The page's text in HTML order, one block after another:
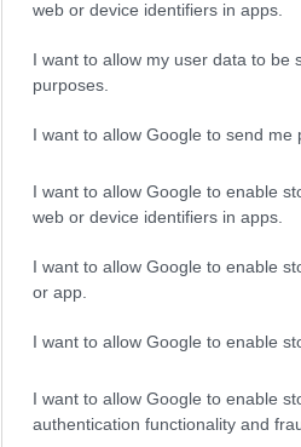
web or device identifiers in apps.
I want to allow my user data to be
purposes.
I want to allow Google to send me
I want to allow Google to enable
web or device identifiers in apps.
I want to allow Google to enable
or app.
I want to allow Google to enable
I want to allow Google to enable
authentication functionality and